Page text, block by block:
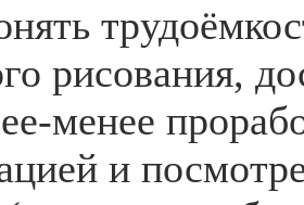
рисования,
менее
и